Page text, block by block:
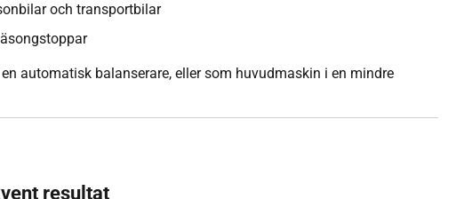
och transportbilar
automatisk balanserare, eller som huvudmaskin i en mindre
resultat